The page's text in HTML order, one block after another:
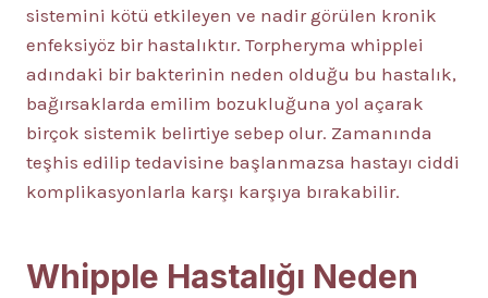
sistemini kötü etkileyen ve nadir görülen kronik
enfeksiyöz bir hastalıktır. Torpheryma whipplei
adındaki bir bakterinin neden olduğu bu hastalık,
bağırsaklarda emilim bozukluğuna yol açarak
birçok sistemik belirtiye sebep olur. Zamanında
teşhis edilip tedavisine başlanmazsa hastayı ciddi
komplikasyonlarla karşı karşıya bırakabilir.
Whipple Hastalığı Neden